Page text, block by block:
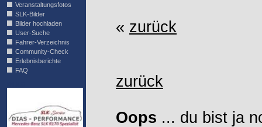
Veranstaltungsfotos
SLK-Bilder
Bilder hochladen
User-Suche
Fahrer-Verzeichnis
Community-Check
Erlebnisberichte
FAQ
« zurück
zurück
Oops ... du bist ja